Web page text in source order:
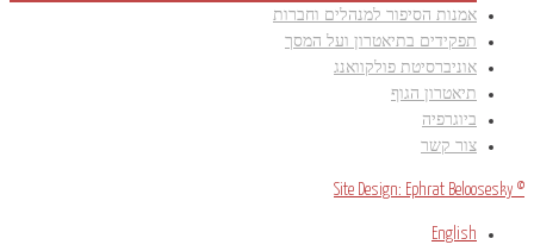
אמנות הסיפור למנהלים וחברות
תפקידים בתיאטרון ועל המסך
אוניברסיטת פולקוואנג
תיאטרון הגוף
ביוגרפיה
צור קשר
© Site Design: Ephrat Beloosesky
English